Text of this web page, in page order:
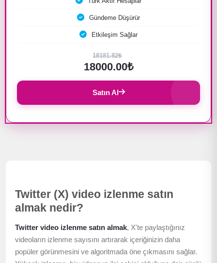
Gündeme Düşürür
Etkileşim Sağlar
18181.82₺
18000.00₺
Satın Al
Twitter (X) video izlenme satın
almak nedir?
Twitter video izlenme satın almak, X'te paylaştığınız
videoların izlenme sayısını artırarak içeriğinizin daha
popüler görünmesini ve algoritmada öne çıkmasını sağlar.